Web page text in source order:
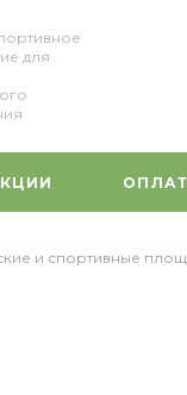
для
и спортивные